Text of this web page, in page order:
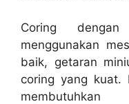
Coring
menggunakan
baik, getaran
coring yang kuat.